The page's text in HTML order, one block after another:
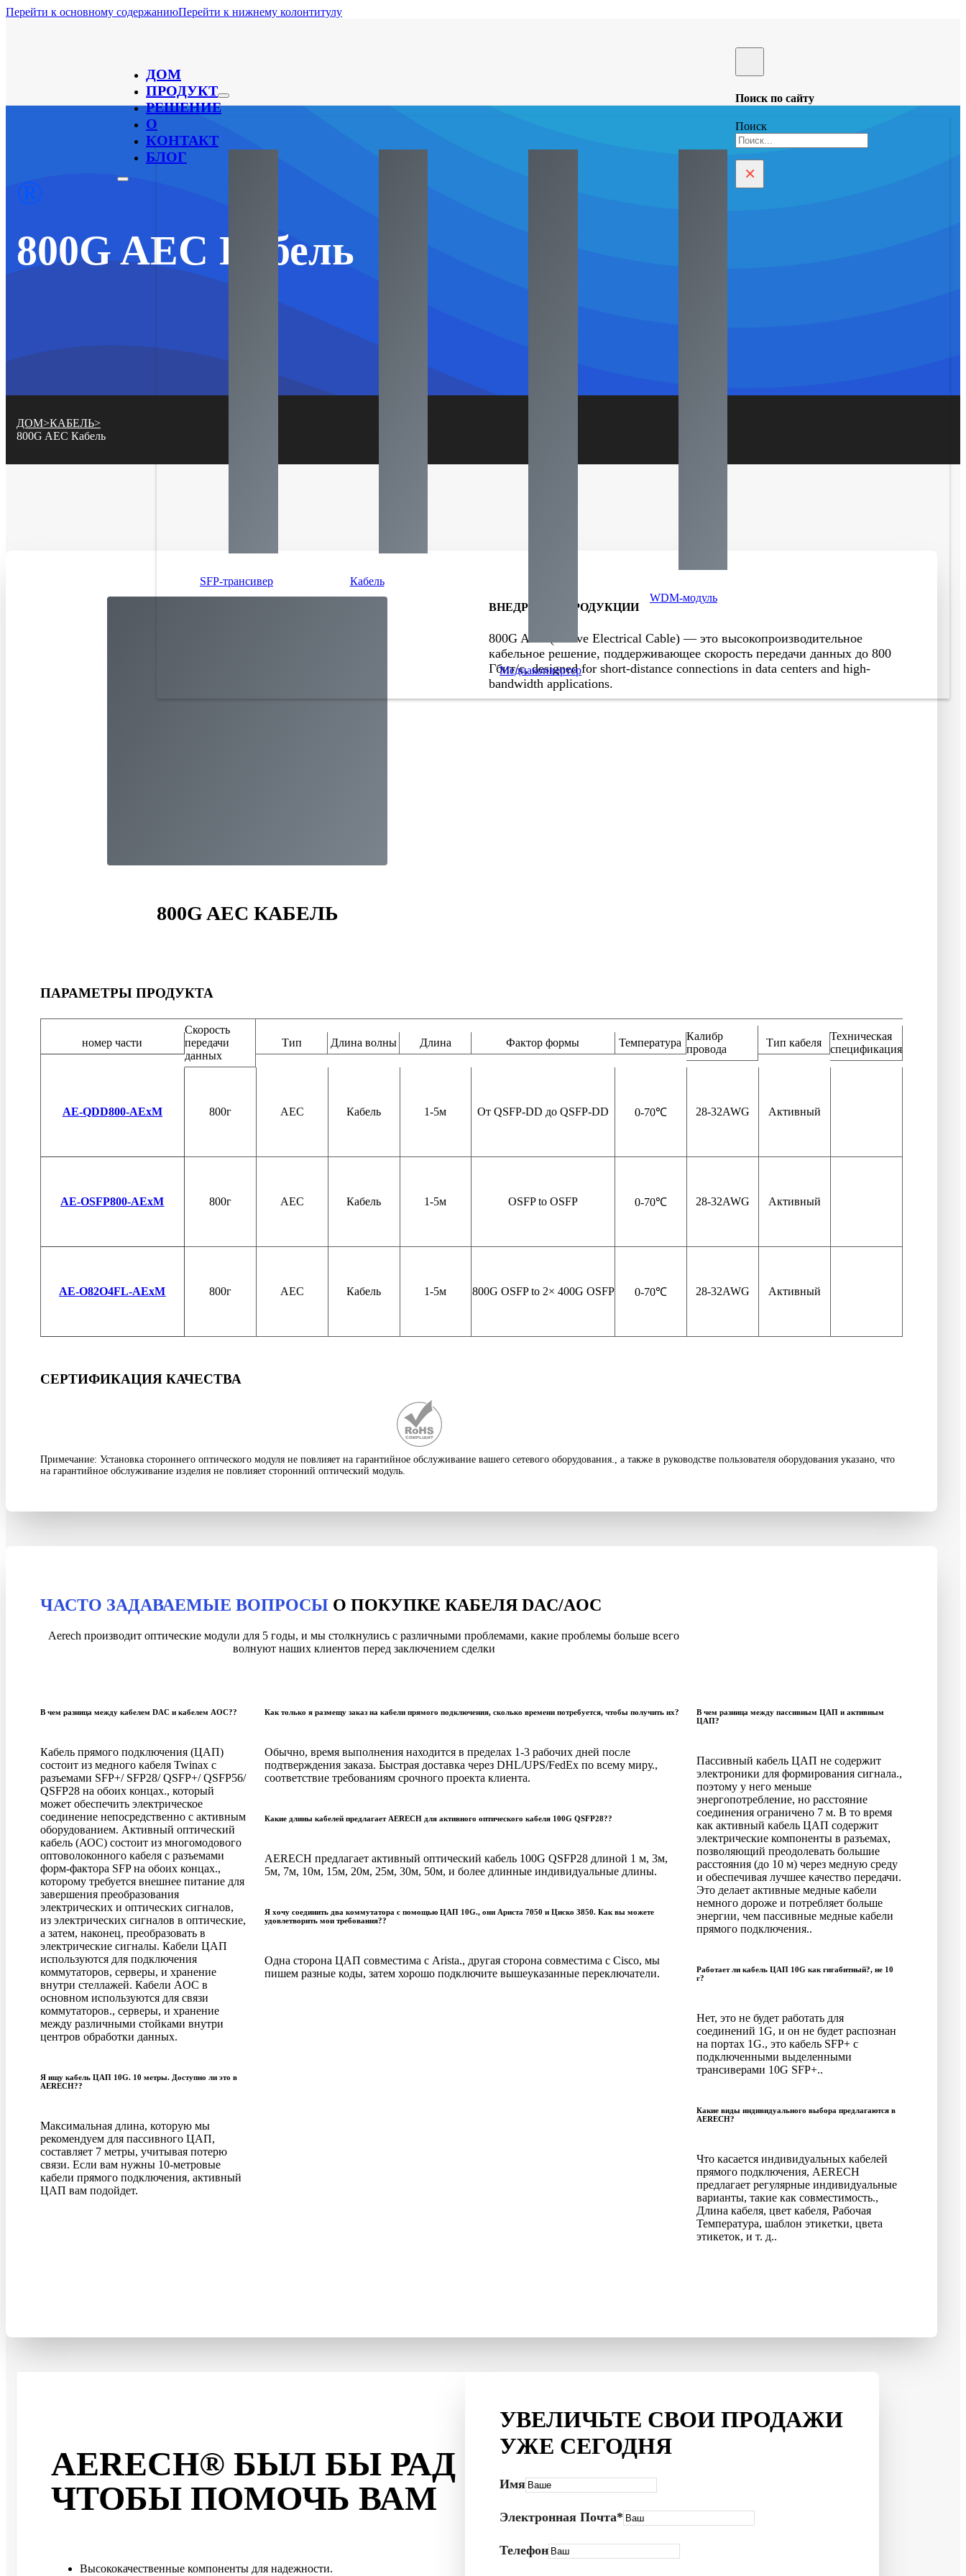
Перейти к основному содержаниюПерейти к нижнему колонтитулу
®
ДОМ
ПРОДУКТ
SFP-трансивер Кабель
Медиаконвертер
WDM-модуль
РЕШЕНИЕ
О
КОНТАКТ
БЛОГ
Поиск по сайту
Поиск
×
800G AEC Кабель
ДОМ>КАБЕЛЬ>
800G AEC Кабель
800G AEC КАБЕЛЬ
ВНЕДРЕНИЕ ПРОДУКЦИИ
800G AEC Active Electrical Cable) — это высокопроизводительное
кабельное решение, поддерживающее скорость передачи данных до 800
Гбит/с,designed for short-distance connections in data centers and high-
bandwidth applications.
ПАРАМЕТРЫ ПРОДУКТА
номер части
Скорость
передачи
данных
Тип Длина волны Длина Фактор формы Температура
Калибр
провода
Тип кабеля
Техническая
спецификация
AE-QDD800-AExM 800г AEC Кабель 1-5м От QSFP-DD до QSFP-DD 0-70℃ 28-32AWG Активный
AE-OSFP800-AExM 800г AEC Кабель 1-5м OSFP to OSFP 0-70℃ 28-32AWG Активный
AE-O82O4FL-AExM 800г AEC Кабель 1-5м 800G OSFP to 2× 400G OSFP 0-70℃ 28-32AWG Активный
СЕРТИФИКАЦИЯ КАЧЕСТВА
Примечание: Установка стороннего оптического модуля не повлияет на гарантийное обслуживание вашего сетевого оборудования., а также в руководстве пользователя оборудования указано, что
на гарантийное обслуживание изделия не повлияет сторонний оптический модуль.
ЧАСТО ЗАДАВАЕМЫЕ ВОПРОСЫ О ПОКУПКЕ КАБЕЛЯ DAC/AOC
Aerech производит оптические модули для 5 годы, и мы столкнулись с различными проблемами, какие проблемы больше всего
волнуют наших клиентов перед заключением сделки
В чем разница между кабелем DAC и кабелем AOC??
Кабель прямого подключения (ЦАП)
состоит из медного кабеля Twinax с
разъемами SFP+/ SFP28/ QSFP+/ QSFP56/
QSFP28 на обоих концах., который
может обеспечить электрическое
соединение непосредственно с активным
оборудованием. Активный оптический
кабель (АОС) состоит из многомодового
оптоволоконного кабеля с разъемами
форм-фактора SFP на обоих концах.,
которому требуется внешнее питание для
завершения преобразования
электрических и оптических сигналов,
из электрических сигналов в оптические,
а затем, наконец, преобразовать в
электрические сигналы. Кабели ЦАП
используются для подключения
коммутаторов, серверы, и хранение
внутри стеллажей. Кабели AOC в
основном используются для связи
коммутаторов., серверы, и хранение
между различными стойками внутри
центров обработки данных.
Я ищу кабель ЦАП 10G. 10 метры. Доступно ли это в
AERECH??
Максимальная длина, которую мы
рекомендуем для пассивного ЦАП,
составляет 7 метры, учитывая потерю
связи. Если вам нужны 10-метровые
кабели прямого подключения, активный
ЦАП вам подойдет.
Как только я размещу заказ на кабели прямого подключения, сколько времени потребуется, чтобы получить их?
Обычно, время выполнения находится в пределах 1-3 рабочих дней после
подтверждения заказа. Быстрая доставка через DHL/UPS/FedEx по всему миру.,
соответствие требованиям срочного проекта клиента.
Какие длины кабелей предлагает AERECH для активного оптического кабеля 100G QSFP28??
AERECH предлагает активный оптический кабель 100G QSFP28 длиной 1 м, 3м,
5м, 7м, 10м, 15м, 20м, 25м, 30м, 50м, и более длинные индивидуальные длины.
Я хочу соединить два коммутатора с помощью ЦАП 10G., они Ариста 7050 и Циско 3850. Как вы можете
удовлетворить мои требования??
Одна сторона ЦАП совместима с Arista., другая сторона совместима с Cisco, мы
пишем разные коды, затем хорошо подключите вышеуказанные переключатели.
В чем разница между пассивным ЦАП и активным
ЦАП?
Пассивный кабель ЦАП не содержит
электроники для формирования сигнала.,
поэтому у него меньше
энергопотребление, но расстояние
соединения ограничено 7 м. В то время
как активный кабель ЦАП содержит
электрические компоненты в разъемах,
позволяющий преодолевать большие
расстояния (до 10 м) через медную среду
и обеспечивая лучшее качество передачи.
Это делает активные медные кабели
немного дороже и потребляет больше
энергии, чем пассивные медные кабели
прямого подключения..
Работает ли кабель ЦАП 10G как гигабитный?, не 10
г?
Нет, это не будет работать для
соединений 1G, и он не будет распознан
на портах 1G., это кабель SFP+ с
подключенными выделенными
трансиверами 10G SFP+..
Какие виды индивидуального выбора предлагаются в
AERECH?
Что касается индивидуальных кабелей
прямого подключения, AERECH
предлагает регулярные индивидуальные
варианты, такие как совместимость.,
Длина кабеля, цвет кабеля, Рабочая
Температура, шаблон этикетки, цвета
этикеток, и т. д..
AERECH® БЫЛ БЫ РАД
ЧТОБЫ ПОМОЧЬ ВАМ
Высококачественные компоненты для надежности.
УВЕЛИЧЬТЕ СВОИ ПРОДАЖИ
УЖЕ СЕГОДНЯ
Имя
Электронная Почта*
Телефон